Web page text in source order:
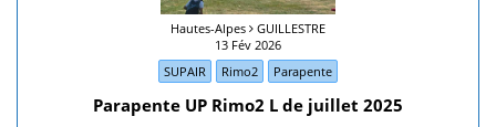
Hautes-Alpes
GUILLESTRE
13 Fév 2026
SUPAIR
Rimo2 Parapente
Parapente UP Rimo2 L de juillet 2025